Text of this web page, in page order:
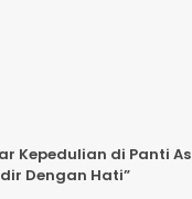
Kepedulian di Panti
Dengan Hati”